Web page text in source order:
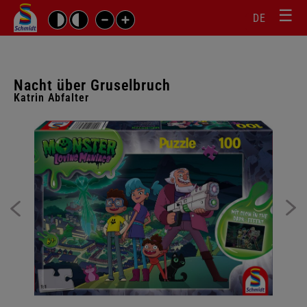
☰
DE
Suchbegriffe
Nacht über Gruselbruch
Katrin Abfalter
Galerie
überspringen